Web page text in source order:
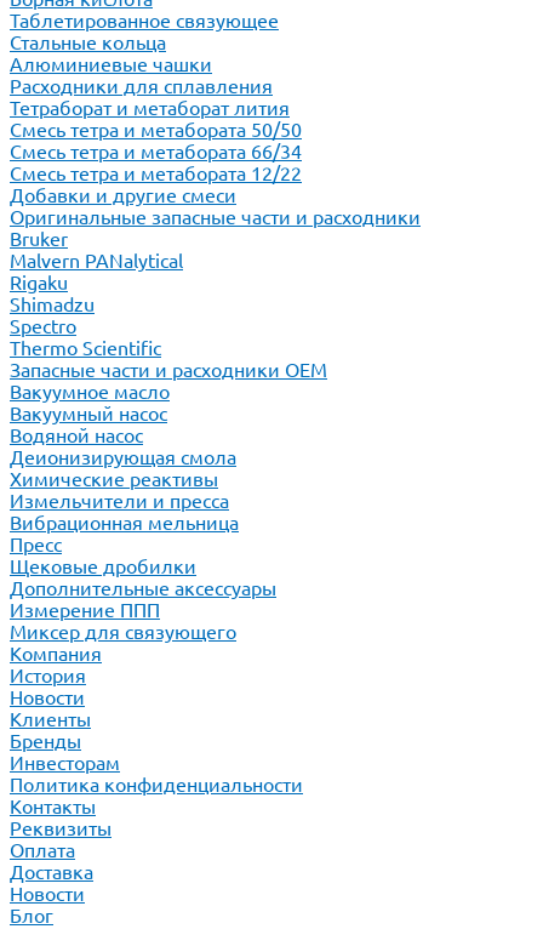
Таблетированное связующее
Стальные кольца
Алюминиевые чашки
Расходники для сплавления
Тетраборат и метаборат лития
Смесь тетра и метабората 50/50
Смесь тетра и метабората 66/34
Смесь тетра и метабората 12/22
Добавки и другие смеси
Оригинальные запасные части и расходники
Bruker
Malvern PANalytical
Rigaku
Shimadzu
Spectro
Thermo Scientific
Запасные части и расходники ОЕМ
Вакуумное масло
Вакуумный насос
Водяной насос
Деионизирующая смола
Химические реактивы
Измельчители и пресса
Вибрационная мельница
Пресс
Щековые дробилки
Дополнительные аксессуары
Измерение ППП
Миксер для связующего
Компания
История
Новости
Клиенты
Бренды
Инвесторам
Политика конфиденциальности
Контакты
Реквизиты
Оплата
Доставка
Новости
Блог